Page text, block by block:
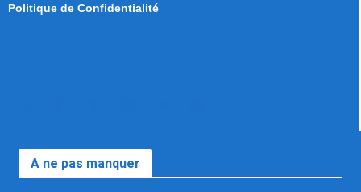
Politique de Confidentialité
A ne pas manquer